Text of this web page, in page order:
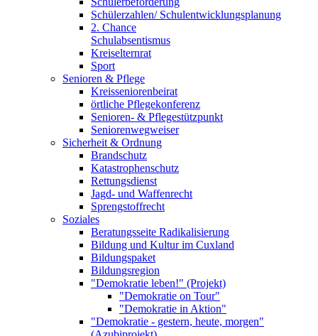
Schülerzahlen/ Schulentwicklungsplanung
2. Chance
Schulabsentismus
Kreiselternrat
Sport
Senioren & Pflege
Kreisseniorenbeirat
örtliche Pflegekonferenz
Senioren- & Pflegestützpunkt
Seniorenwegweiser
Sicherheit & Ordnung
Brandschutz
Katastrophenschutz
Rettungsdienst
Jagd- und Waffenrecht
Sprengstoffrecht
Soziales
Beratungsseite Radikalisierung
Bildung und Kultur im Cuxland
Bildungspaket
Bildungsregion
"Demokratie leben!" (Projekt)
"Demokratie on Tour"
"Demokratie in Aktion"
"Demokratie - gestern, heute, morgen"